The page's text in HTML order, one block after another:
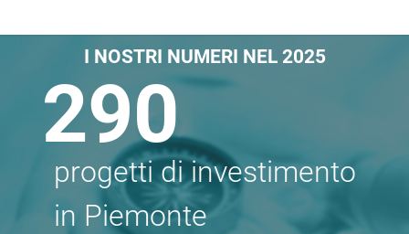
I NOSTRI NUMERI NEL 2025
290
progetti di investimento
in Piemonte